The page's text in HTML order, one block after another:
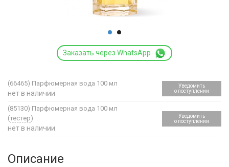
Заказать через WhatsApp
(66465) Парфюмерная вода 100 мл
нет в наличии
Уведомить
о поступлении
(85130) Парфюмерная вода 100 мл
(тестер)
нет в наличии
Уведомить
о поступлении
Описание